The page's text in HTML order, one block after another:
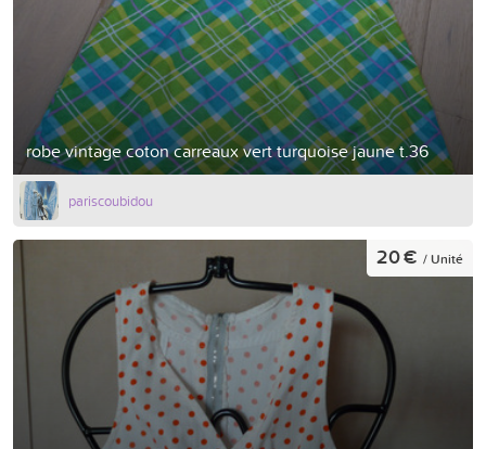
robe vintage coton carreaux vert turquoise jaune t.36
pariscoubidou
20 € / Unité